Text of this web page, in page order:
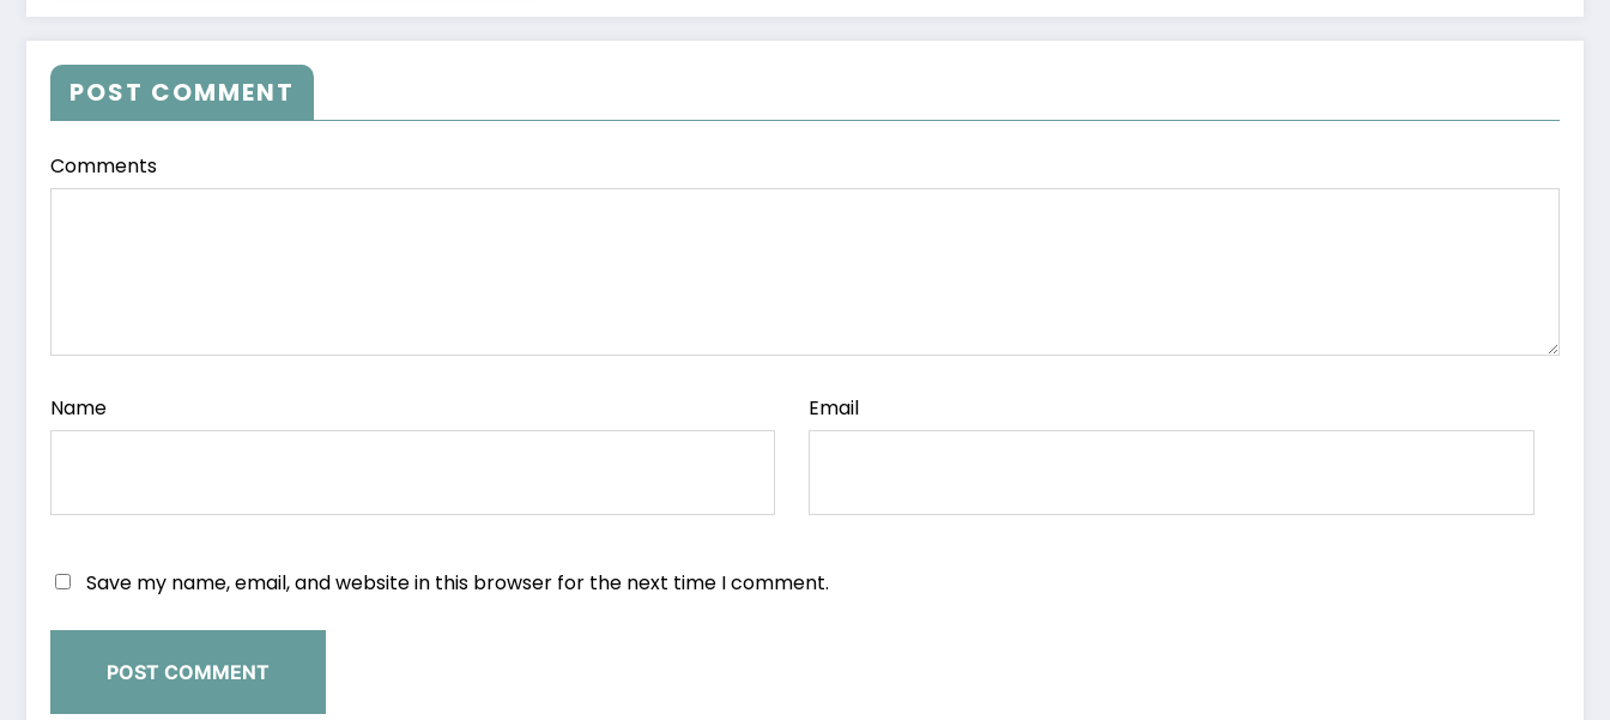
POST COMMENT
Comments
Name Email
Save my name, email, and website in this browser for the next time I comment.